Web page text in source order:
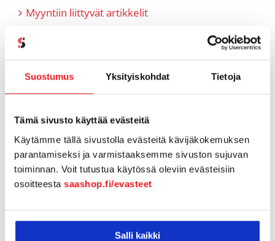
Suostumus Yksityiskohdat Tietoja
Tämä sivusto käyttää evästeitä
Käytämme tällä sivustolla evästeitä kävijäkokemuksen
parantamiseksi ja varmistaaksemme sivuston sujuvan
toiminnan. Voit tutustua käytössä oleviin evästeisiin
osoitteesta saashop.fi/evasteet
Salli kaikki
Myyntiin liittyvät artikkelit
Referenssit
SaaShop tuotteet & uutiset
Tiimi tutuksi
Vapaamuotoiset tarinoinnit